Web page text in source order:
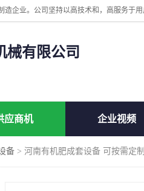
械有限公司
应商机 企业视频
备 > 河南有机肥成套设备 可按需定制